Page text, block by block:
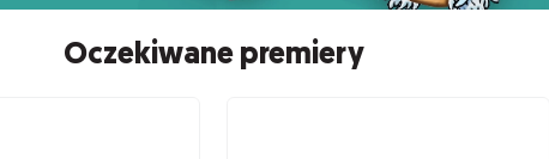
Oczekiwane premiery